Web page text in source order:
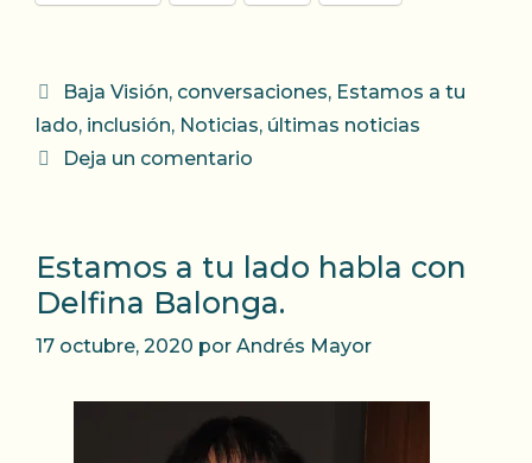
Categorías
Baja Visión, conversaciones, Estamos a tu
lado, inclusión, Noticias, últimas noticias
Deja un comentario
Estamos a tu lado habla con
Delfina Balonga.
17 octubre, 2020 por Andrés Mayor